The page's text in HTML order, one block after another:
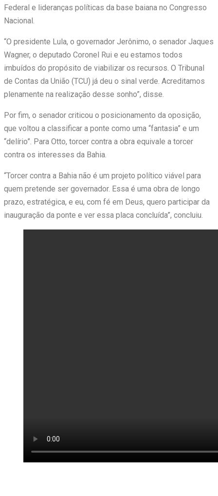
Federal e lideranças políticas da base baiana no Congresso
Nacional.
“O presidente Lula, o governador Jerônimo, o senador Jaques
Wagner, o deputado Coronel Rui e eu estamos todos
imbuídos do propósito de viabilizar os recursos. O Tribunal
de Contas da União (TCU) já deu o sinal verde. Acreditamos
plenamente na realização desse sonho”, disse.
Por fim, o senador criticou o posicionamento da oposição,
que voltou a classificar a ponte como uma “fantasia” e um
“delírio”. Para Otto, torcer contra a obra equivale a torcer
contra os interesses da Bahia.
“Torcer contra a Bahia não é um projeto político viável para
quem pretende ser governador. Essa é uma obra de longo
prazo, estratégica, e eu, com fé em Deus, quero participar da
inauguração da ponte e ver essa placa concluída”, concluiu.